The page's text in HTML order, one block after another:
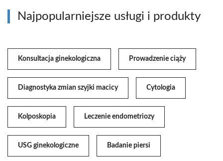
Najpopularniejsze usługi i produkty
Konsultacja ginekologiczna Prowadzenie ciąży
Diagnostyka zmian szyjki macicy Cytologia
Kolposkopia Leczenie endometriozy
USG ginekologiczne Badanie piersi